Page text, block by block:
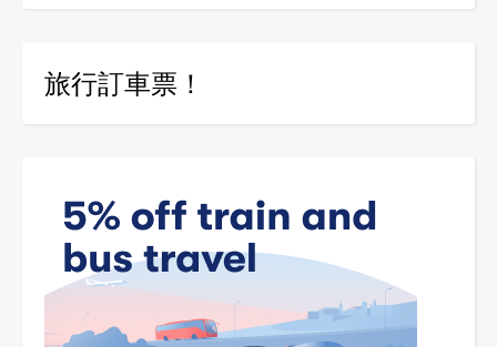
旅行訂車票！